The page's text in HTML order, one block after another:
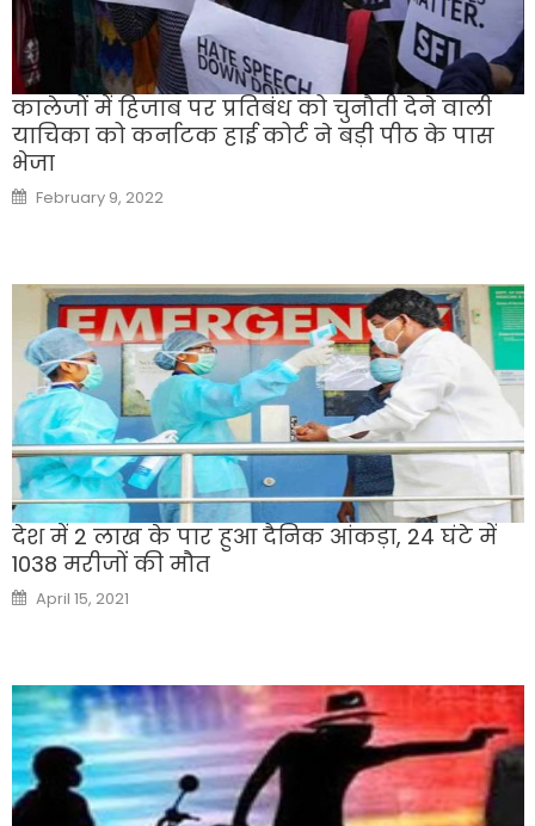
कालेजों में हिजाब पर प्रतिबंध को चुनौती देने वाली
याचिका को कर्नाटक हाई कोर्ट ने बड़ी पीठ के पास
भेजा
Posted
on
February 9, 2022
देश में 2 लाख के पार हुआ दैनिक आंकड़ा, 24 घंटे में
1038 मरीजों की मौत
Posted
on
April 15, 2021